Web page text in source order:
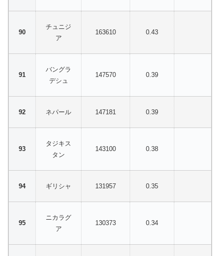
チュニジ
ア
163610 0.43
バングラ
デシュ
147570 0.39
ネパール 147181 0.39
タジキス
タン
143100 0.38
ギリシャ 131957 0.35
ニカラグ
ア
130373 0.34